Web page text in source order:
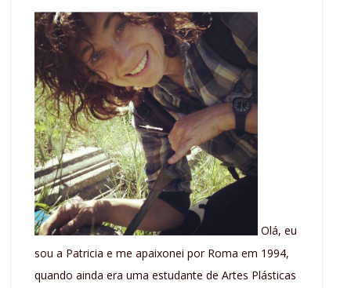
Olá, eu
sou a Patricia e me apaixonei por Roma em 1994,
quando ainda era uma estudante de Artes Plásticas